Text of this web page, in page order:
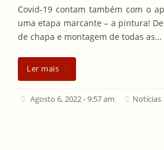
Covid-19 contam também com o
uma etapa marcante – a pintura!
de chapa e montagem de todas as…
Ler mais
Agosto 6, 2022 - 9:57 am Notícias